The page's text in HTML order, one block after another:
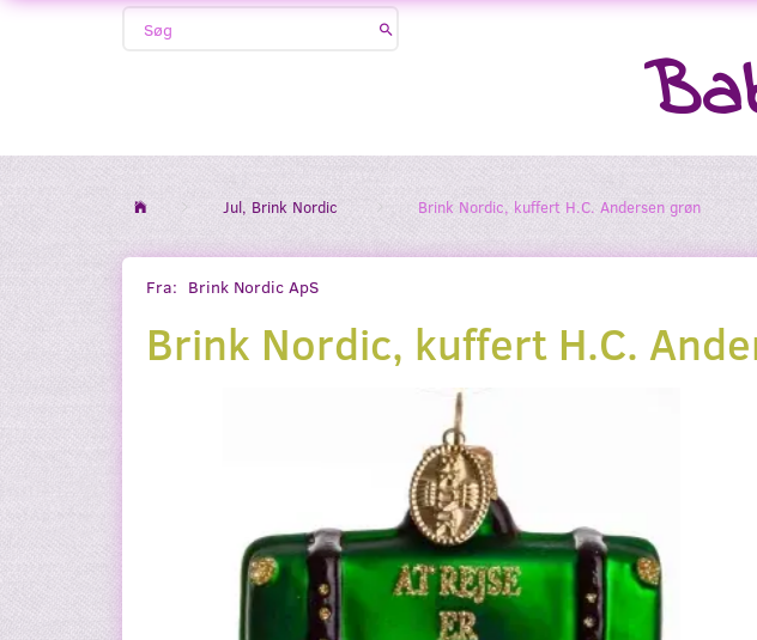
Jul, Brink Nordic Brink Nordic, kuffert H.C. Andersen grøn
Fra: Brink Nordic ApS
Brink Nordic, kuffert H.C.